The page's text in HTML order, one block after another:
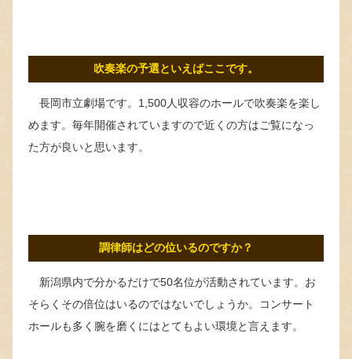
吹奏楽の予選といえばここです。
長岡市立劇場です。1,500人収容のホールで吹奏楽を楽し
めます。毎年開催されていますので近くの方はご覧になっ
た方が良いと思います。
調律師はどの位いるのですか？
新潟県内で分かるだけで50名位が活動されています。お
そらくその倍位はいるのではないでしょうか。コンサート
ホールも多く腕を磨くにはとてもよい環境と言えます。